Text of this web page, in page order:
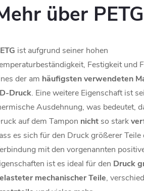
über
ist aufgrund seiner hohen
Festigkeit und
der am häufigsten verwendeten
Druck. Eine weitere Eigenschaft ist
Ausdehnung, was bedeutet,
auf dem Tampon nicht so stark
es sich für den Druck größerer Teile
mit den vorgenannten
ist es ideal für den Druck
mechanischer Teile,